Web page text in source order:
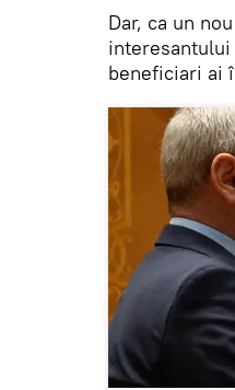
Dar, ca un
beneficiari ai